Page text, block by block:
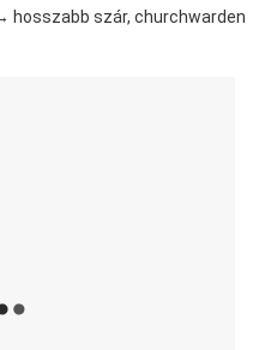
hosszabb szár, churchwarden